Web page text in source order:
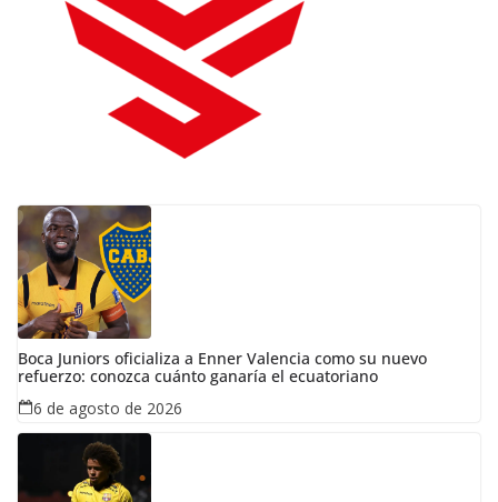
Boca Juniors oficializa a Enner Valencia como su nuevo
refuerzo: conozca cuánto ganaría el ecuatoriano
6 de agosto de 2026